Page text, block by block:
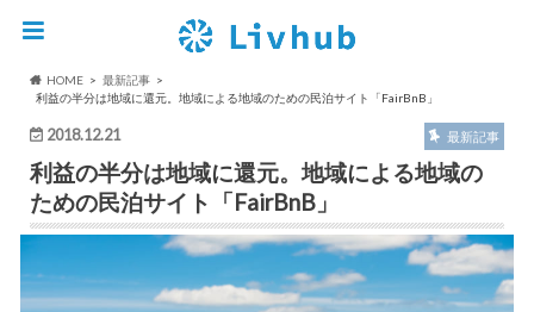
HOME
最新記事
利益の半分は地域に還元。地域による地域のための民泊サイト「FairBnB」
2018.12.21 最新記事
利益の半分は地域に還元。地域による地域の
ための民泊サイト「FairBnB」